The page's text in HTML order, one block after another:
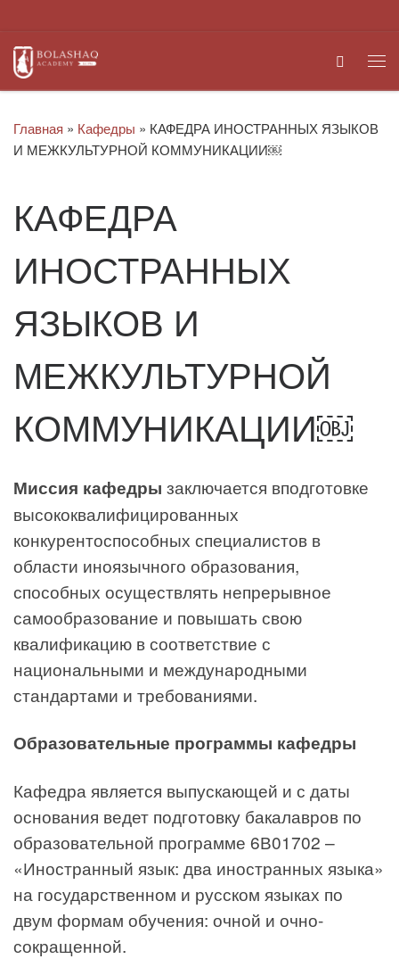
Search
Главная » Кафедры » КАФЕДРА ИНОСТРАННЫХ ЯЗЫКОВ
И МЕЖКУЛЬТУРНОЙ КОММУНИКАЦИИ￼
КАФЕДРА
ИНОСТРАННЫХ
ЯЗЫКОВ И
МЕЖКУЛЬТУРНОЙ
КОММУНИКАЦИИ￼
Миссия кафедры заключается вподготовке
высококвалифицированных
конкурентоспособных специалистов в
области иноязычного образования,
способных осуществлять непрерывное
самообразование и повышать свою
квалификацию в соответствие с
национальными и международными
стандартами и требованиями.
Образовательные программы кафедры
Кафедра является выпускающей и с даты
основания ведет подготовку бакалавров по
образовательной программе 6В01702 –
«Иностранный язык: два иностранных языка»
на государственном и русском языках по
двум формам обучения: очной и очно-
сокращенной.